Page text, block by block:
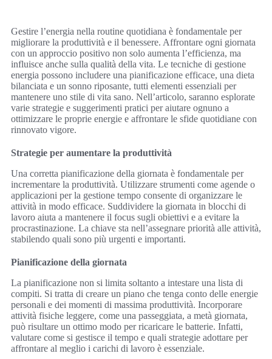
Gestire l’energia nella routine quotidiana è fondamentale per
migliorare la produttività e il benessere. Affrontare ogni giornata
con un approccio positivo non solo aumenta l’efficienza, ma
influisce anche sulla qualità della vita. Le tecniche di gestione
energia possono includere una pianificazione efficace, una dieta
bilanciata e un sonno riposante, tutti elementi essenziali per
mantenere uno stile di vita sano. Nell’articolo, saranno esplorate
varie strategie e suggerimenti pratici per aiutare ognuno a
ottimizzare le proprie energie e affrontare le sfide quotidiane con
rinnovato vigore.
Strategie per aumentare la produttività
Una corretta pianificazione della giornata è fondamentale per
incrementare la produttività. Utilizzare strumenti come agende o
applicazioni per la gestione tempo consente di organizzare le
attività in modo efficace. Suddividere la giornata in blocchi di
lavoro aiuta a mantenere il focus sugli obiettivi e a evitare la
procrastinazione. La chiave sta nell’assegnare priorità alle attività,
stabilendo quali sono più urgenti e importanti.
Pianificazione della giornata
La pianificazione non si limita soltanto a intestare una lista di
compiti. Si tratta di creare un piano che tenga conto delle energie
personali e dei momenti di massima produttività. Incorporare
attività fisiche leggere, come una passeggiata, a metà giornata,
può risultare un ottimo modo per ricaricare le batterie. Infatti,
valutare come si gestisce il tempo e quali strategie adottare per
affrontare al meglio i carichi di lavoro è essenziale.